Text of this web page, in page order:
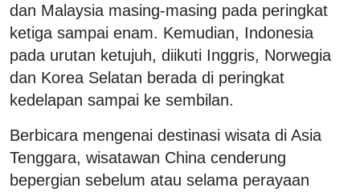
dan Malaysia masing-masing pada peringkat
ketiga sampai enam. Kemudian, Indonesia
pada urutan ketujuh, diikuti Inggris, Norwegia
dan Korea Selatan berada di peringkat
kedelapan sampai ke sembilan.
Berbicara mengenai destinasi wisata di Asia
Tenggara, wisatawan China cenderung
bepergian sebelum atau selama perayaan